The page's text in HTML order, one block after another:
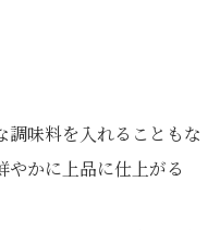
調味料を入れることもな
やかに上品に仕上がる